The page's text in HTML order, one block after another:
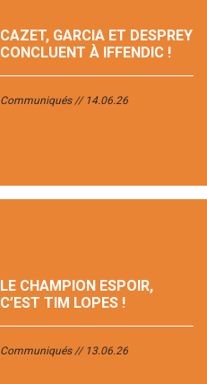
CAZET, GARCIA ET DESPREY
CONCLUENT À IFFENDIC !
Communiqués 14.06.26
LE CHAMPION ESPOIR,
C’EST TIM LOPES !
Communiqués 13.06.26